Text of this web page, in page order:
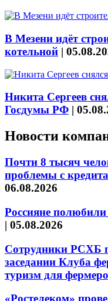
В Мезени идёт
котельной |
Никита Сергеев
Госдумы РФ |
Новости
Почти 8 тысяч
проблемы с
06.08.2026
Россияне
| 05.08.2026
Сотрудники РСХБ
заседании Клуба
туризм для